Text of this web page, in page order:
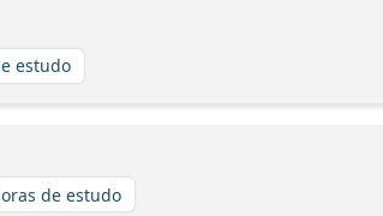
estudo
de estudo